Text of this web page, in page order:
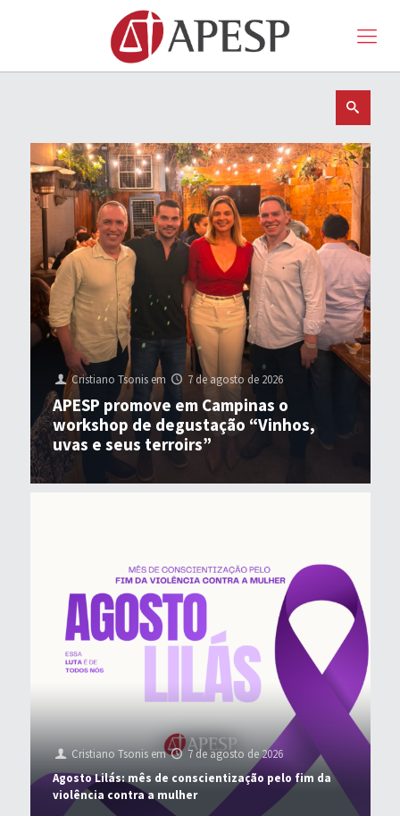
Cristiano Tsonis em 7 de agosto de 2026
APESP promove em Campinas o
workshop de degustação “Vinhos,
uvas e seus terroirs”
Cristiano Tsonis em
7 de agosto de 2026
Agosto Lilás: mês de conscientização pelo fim da
violência contra a mulher